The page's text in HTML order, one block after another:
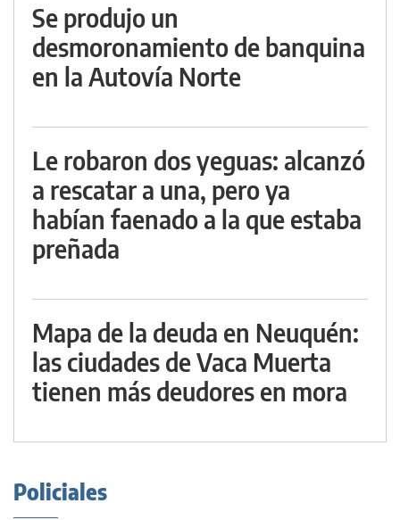
Se produjo un
desmoronamiento de banquina
en la Autovía Norte
Le robaron dos yeguas: alcanzó
a rescatar a una, pero ya
habían faenado a la que estaba
preñada
Mapa de la deuda en Neuquén:
las ciudades de Vaca Muerta
tienen más deudores en mora
Policiales